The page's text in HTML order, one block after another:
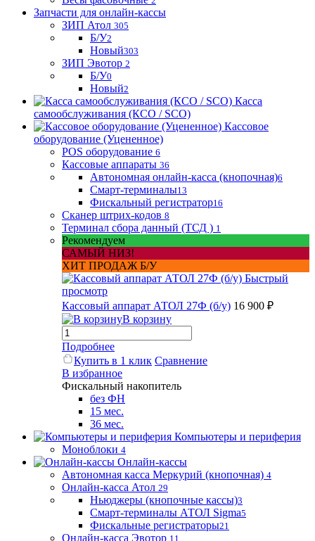
Запчасти для онлайн-кассы
ЗИП Атол 305
Б/У2
Новый303
ЗИП Эвотор 2
Б/У0
Новый2
Касса
самообслуживания (КСО / SCO)
Кассовое
оборудование (Уцененное)
POS оборудование 6
Кассовые аппараты 36
Автономная онлайн-касса (кнопочная)6
Смарт-терминалы13
Фискальный регистратор16
Сканер штрих-кодов 8
Терминал сбора данный (ТСД ) 1
Рекомендуем
САМЫЙ НИЗ!
ХИТ ПРОДАЖ Б/У
Быстрый
просмотр
Кассовый аппарат АТОЛ 27Ф (б/у) 16 900 ₽
В корзину
Подробнее
Купить в 1 клик Сравнение
В избранное
Фискальный накопитель
без ФН
15 мес.
36 мес.
Компьютеры и периферия
Моноблоки 4
Онлайн-кассы
Автономная касса Меркурий (кнопочная) 4
Онлайн-касса Атол 29
Ньюджеры (кнопочные кассы)3
Смарт-терминалы АТОЛ Sigma5
Фискальные регистраторы21
Онлайн-касса Эвотор 11